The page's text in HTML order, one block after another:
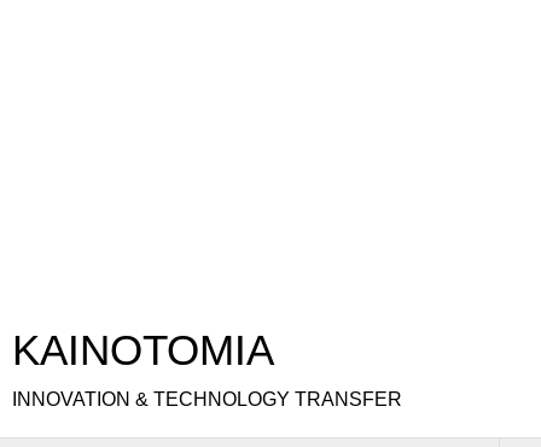
ΚΑΙΝΟΤΟΜΙΑ
INNOVATION & TECHNOLOGY TRANSFER